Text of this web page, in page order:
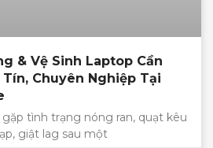
& Vệ Sinh Laptop Cần
Tín, Chuyên Nghiệp Tại
tình trạng nóng ran, quạt kêu
giật lag sau một